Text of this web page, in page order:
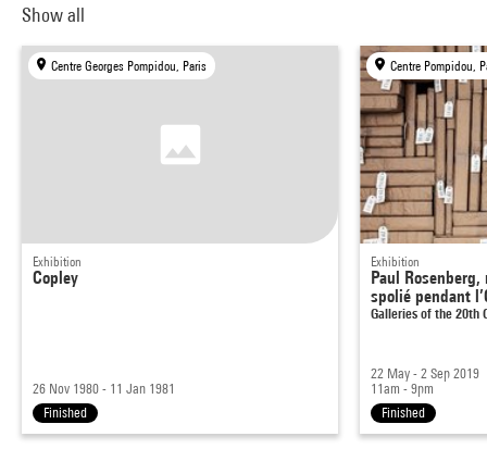
Show all
Centre Georges Pompidou, Paris
Exhibition
Copley
26 Nov 1980 - 11 Jan 1981
Finished
Centre Pompidou,
Exhibition
Paul
spolié pendant
Galleries of the 20th
22 May - 2 Sep 2019
11am - 9pm
Finished